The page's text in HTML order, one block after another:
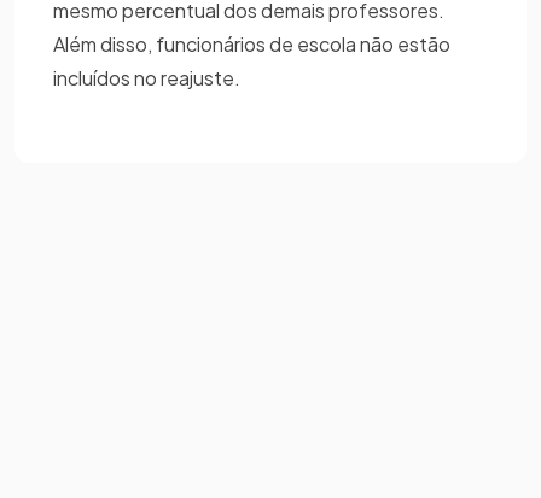
mesmo percentual dos demais professores.
Além disso, funcionários de escola não estão
incluídos no reajuste.